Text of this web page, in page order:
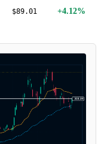
$89.01 +4.12%